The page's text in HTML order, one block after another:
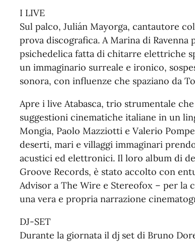
I LIVE
Sul palco, Julián Mayorga, cantautore
prova discografica. A Marina di
psichedelica fatta di chitarre elettriche
un immaginario surreale e ironico,
sonora, con influenze che spaziano da
Apre i live Atabasca, trio strumentale
suggestioni cinematiche italiane in un
Mongia, Paolo Mazziotti e Valerio
deserti, mari e villaggi immaginari
acustici ed elettronici. Il loro album di
Groove Records, è stato accolto con
Advisor a The Wire e Stereofox – per
una vera e propria narrazione
DJ-SET
Durante la giornata il dj set di Bruno